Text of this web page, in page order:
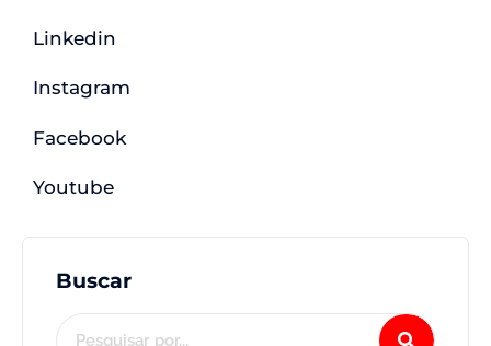
Linkedin
Instagram
Facebook
Youtube
Buscar